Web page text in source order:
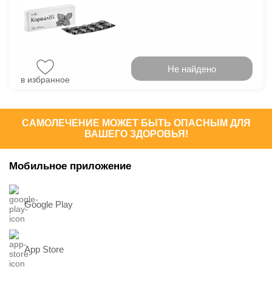
в избранное
Не найдено
САМОЛЕЧЕНИЕ МОЖЕТ БЫТЬ ОПАСНЫМ ДЛЯ
ВАШЕГО ЗДОРОВЬЯ!
Мобильное приложение
Google Play
App Store